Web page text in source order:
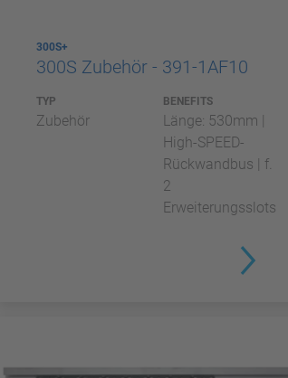
300S+
300S Zubehör - 391-1AF10
TYP
Zubehör
BENEFITS
Länge: 530mm |
High-SPEED-
Rückwandbus | f.
2
Erweiterungsslots